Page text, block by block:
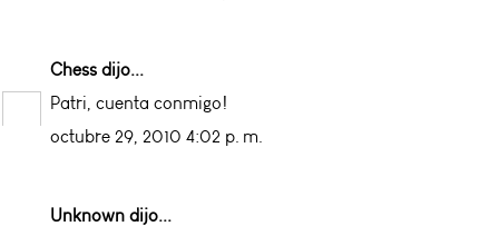
Chess dijo...
Patri, cuenta conmigo!
octubre 29, 2010 4:02 p. m.
Unknown dijo...